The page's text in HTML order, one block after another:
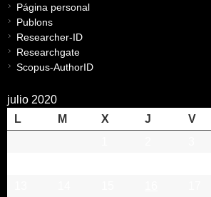
Página personal
Publons
Researcher-ID
Researchgate
Scopus-AuthorID
julio 2020
L
M X J V